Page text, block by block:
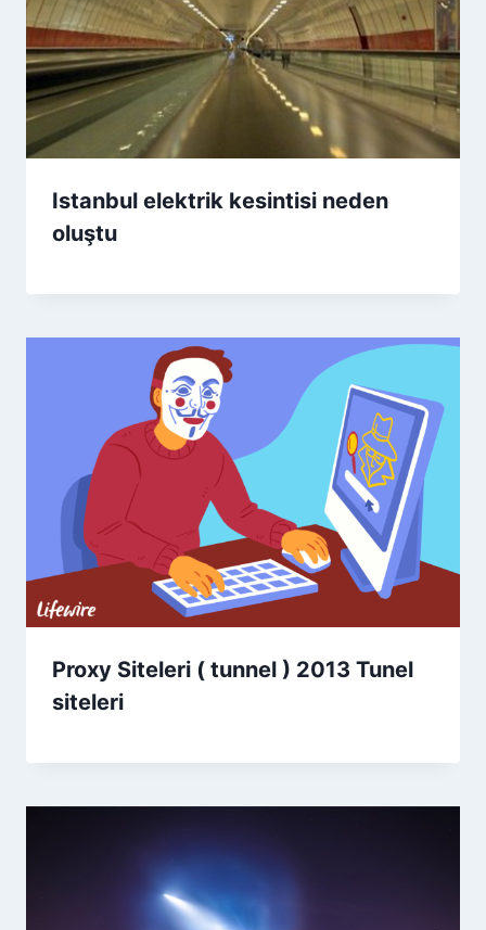
Istanbul elektrik kesintisi neden
oluştu
Proxy Siteleri ( tunnel ) 2013 Tunel
siteleri